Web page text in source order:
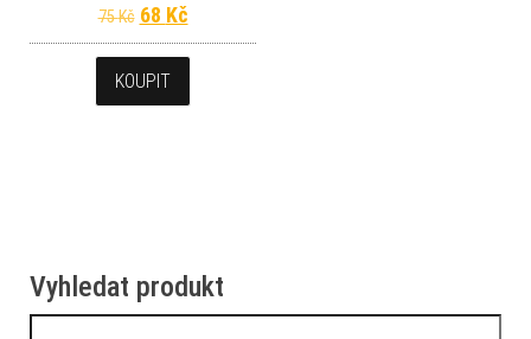
75Kč Původní cena byla: 75 Kč.
68 KčAktuální cena je: 68 Kč.
KOUPIT
Vyhledat produkt